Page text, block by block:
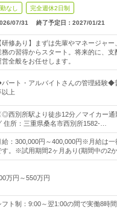
なし 完全週休2日制
07/31 終了予定日： 2027/01/21
研修あり】まずは先輩やマネージャ
務の習得からスタート。将来的に、
営全般をお任せします。
ート・アルバイトさんの管理経験◆
以上
◎西別所駅より徒歩12分／マイカー
住所：三重県桑名市西別所1582-…
給：300,000円～400,000円※月給は
す。※試用期間2ヶ月あり(期間中の2
万円～550万円
フト制：9:00～翌1:00の間で実働8時